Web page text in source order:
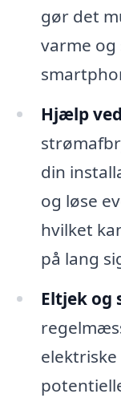
gør det
varme og
Hjælp
din
og løse
hvilket
på lang
Eltjek og